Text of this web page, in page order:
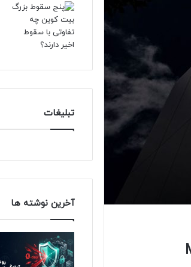
تبلیغات
آخرین نوشته ها